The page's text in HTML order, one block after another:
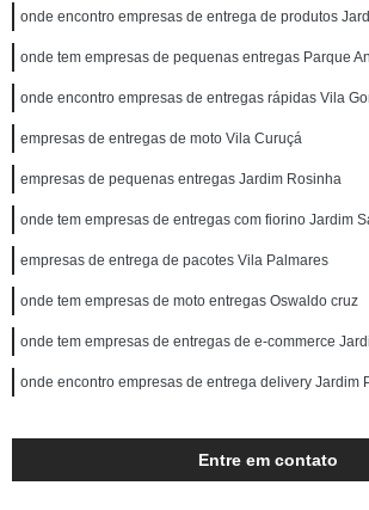
onde encontro empresas de entrega de produtos
onde tem empresas de pequenas entregas Parque
onde encontro empresas de entregas rápidas Vila
empresas de entregas de moto Vila Curuçá
empresas de pequenas entregas Jardim Rosinha
onde tem empresas de entregas com fiorino Jardim
empresas de entrega de pacotes Vila Palmares
onde tem empresas de moto entregas Oswaldo cruz
onde tem empresas de entregas de e-commerce
onde encontro empresas de entrega delivery Jardim
Entre em contato